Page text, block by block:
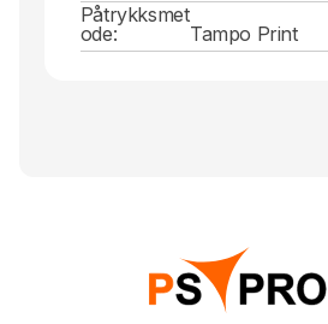
Påtrykksmet
ode:
Tampo Print